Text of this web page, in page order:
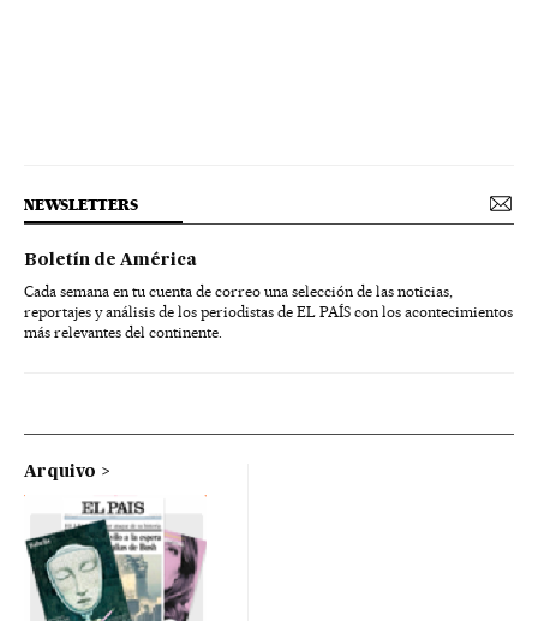
NEWSLETTERS
Boletín de América
Cada semana en tu cuenta de correo una selección de las noticias,
reportajes y análisis de los periodistas de EL PAÍS con los acontecimientos
más relevantes del continente.
Arquivo